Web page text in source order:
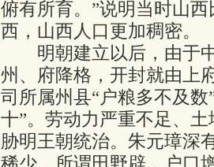
俯有所育。”说明当时山
西，山西人口更加稠密。
明朝建立以后，由于中
州、府降格，开封就由上
司所属州县“户粮多不及
十”。劳动力严重不足、
胁明王朝统治。朱元璋深